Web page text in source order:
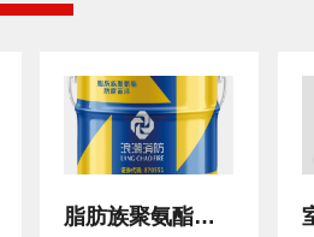
脂肪族聚氨酯防腐面漆